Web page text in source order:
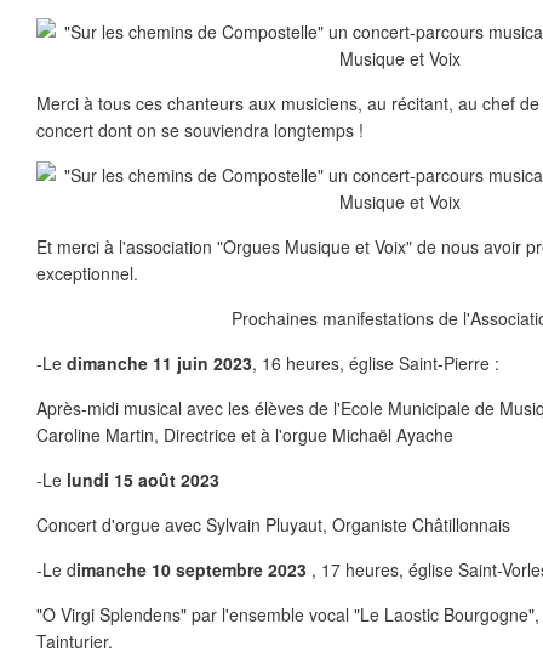
Merci à tous ces chanteurs aux musiciens, au récitant, au chef
concert dont on se souviendra longtemps !
Et merci à l'association "Orgues Musique et Voix" de nous avoir
exceptionnel.
Prochaines manifestations de
-Le dimanche 11 juin 2023, 16 heures, église Saint-Pierre :
Après-midi musical avec les élèves de l'Ecole Municipale de
Caroline Martin, Directrice et à l'orgue Michaël Ayache
-Le lundi 15 août 2023
Concert d'orgue avec Sylvain Pluyaut, Organiste Châtillonnais
-Le dimanche 10 septembre 2023 , 17 heures, église Saint-
"O Virgi Splendens" par l'ensemble vocal "Le Laostic
Tainturier.